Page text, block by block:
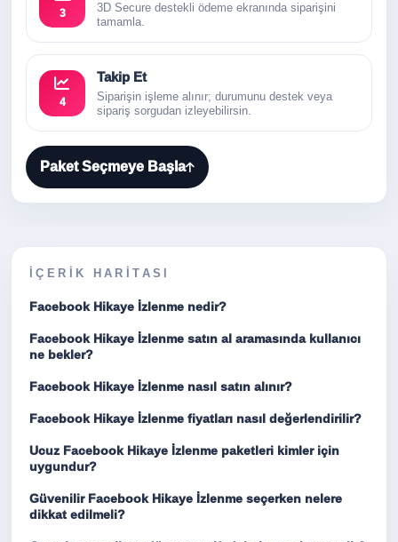
3
3D Secure destekli ödeme ekranında siparişini
tamamla.
4
Takip Et
Siparişin işleme alınır; durumunu destek veya
sipariş sorgudan izleyebilirsin.
Paket Seçmeye Başla
İÇERIK HARITASI
Facebook Hikaye İzlenme nedir?
Facebook Hikaye İzlenme satın al aramasında kullanıcı
ne bekler?
Facebook Hikaye İzlenme nasıl satın alınır?
Facebook Hikaye İzlenme fiyatları nasıl değerlendirilir?
Ucuz Facebook Hikaye İzlenme paketleri kimler için
uygundur?
Güvenilir Facebook Hikaye İzlenme seçerken nelere
dikkat edilmeli?